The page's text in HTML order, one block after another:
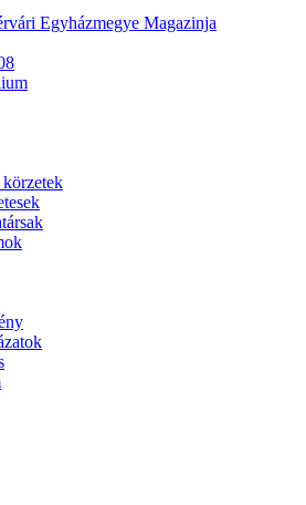
Egyházmegye Magazinja